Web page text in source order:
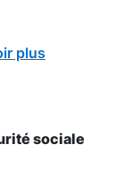
plus
sociale